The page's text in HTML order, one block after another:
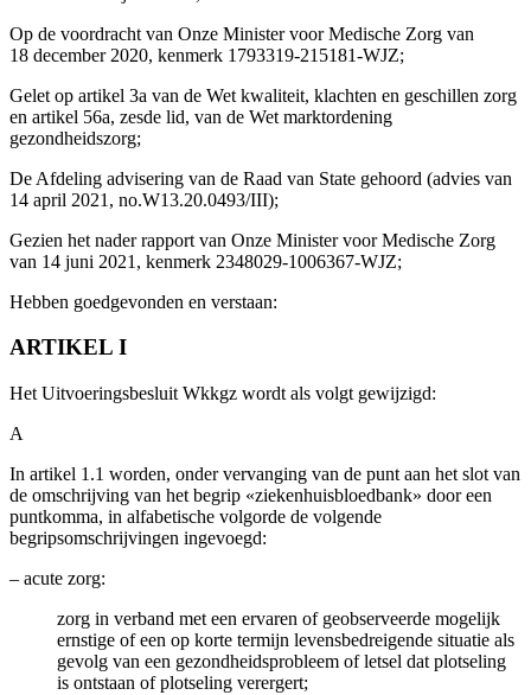
Op de voordracht van Onze Minister voor Medische Zorg van
18 december 2020, kenmerk 1793319-215181-WJZ;
Gelet op artikel 3a van de Wet kwaliteit, klachten en geschillen zorg
en artikel 56a, zesde lid, van de Wet marktordening
gezondheidszorg;
De Afdeling advisering van de Raad van State gehoord (advies van
14 april 2021, no.W13.20.0493/III);
Gezien het nader rapport van Onze Minister voor Medische Zorg
van 14 juni 2021, kenmerk 2348029-1006367-WJZ;
Hebben goedgevonden en verstaan:
ARTIKEL I
Het Uitvoeringsbesluit Wkkgz wordt als volgt gewijzigd:
A
In artikel 1.1 worden, onder vervanging van de punt aan het slot van
de omschrijving van het begrip «ziekenhuisbloedbank» door een
puntkomma, in alfabetische volgorde de volgende
begripsomschrijvingen ingevoegd:
– acute zorg:
zorg in verband met een ervaren of geobserveerde mogelijk
ernstige of een op korte termijn levensbedreigende situatie als
gevolg van een gezondheidsprobleem of letsel dat plotseling
is ontstaan of plotseling verergert;